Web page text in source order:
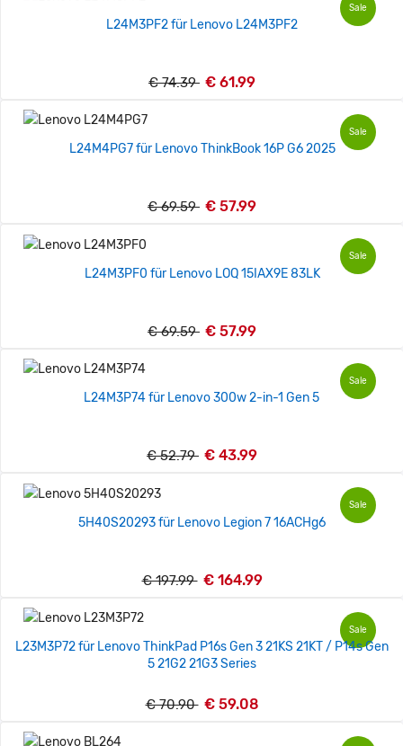
Sale
L24M3PF2 für Lenovo L24M3PF2
€ 74.39 € 61.99
Sale
L24M4PG7 für Lenovo ThinkBook 16P G6 2025
€ 69.59 € 57.99
Sale
L24M3PF0 für Lenovo LOQ 15IAX9E 83LK
€ 69.59 € 57.99
Sale
L24M3P74 für Lenovo 300w 2-in-1 Gen 5
€ 52.79 € 43.99
Sale
5H40S20293 für Lenovo Legion 7 16ACHg6
€ 197.99 € 164.99
Sale
L23M3P72 für Lenovo ThinkPad P16s Gen 3 21KS 21KT / P14s Gen
5 21G2 21G3 Series
€ 70.90 € 59.08